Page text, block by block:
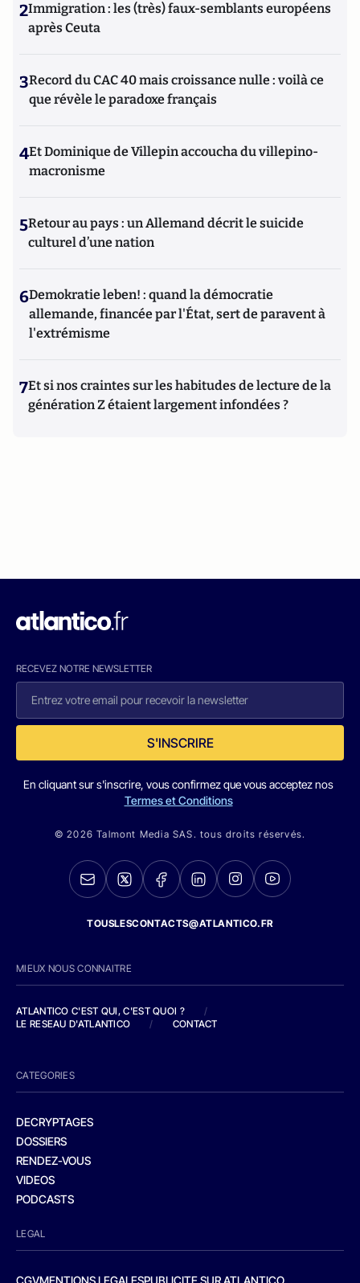
2Immigration : les (très) faux-semblants européens
après Ceuta
3Record du CAC 40 mais croissance nulle : voilà ce
que révèle le paradoxe français
4Et Dominique de Villepin accoucha du villepino-
macronisme
5Retour au pays : un Allemand décrit le suicide
culturel d’une nation
6Demokratie leben! : quand la démocratie
allemande, financée par l'État, sert de paravent à
l'extrémisme
7Et si nos craintes sur les habitudes de lecture de la
génération Z étaient largement infondées ?
RECEVEZ NOTRE NEWSLETTER
S'INSCRIRE
En cliquant sur s'inscrire, vous confirmez que vous acceptez nos
Termes et Conditions
© 2026 Talmont Media SAS. tous droits réservés.
TOUSLESCONTACTS@ATLANTICO.FR
MIEUX NOUS CONNAITRE
ATLANTICO C'EST QUI, C'EST QUOI ?
/
LE RESEAU D'ATLANTICO
/ CONTACT
CATEGORIES
DECRYPTAGES
DOSSIERS
RENDEZ-VOUS
VIDEOS
PODCASTS
LEGAL
CGVMENTIONS LEGALESPUBLICITE SUR ATLANTICO